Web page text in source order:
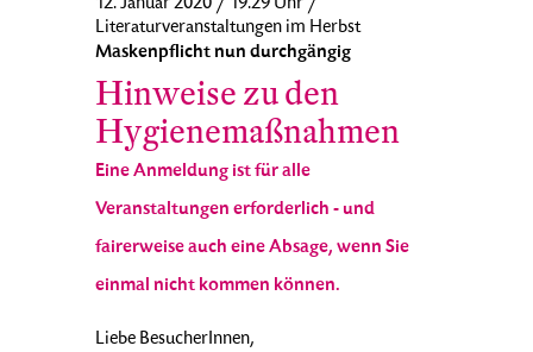
12. Januar 2020 / 19.29 Uhr /
Literaturveranstaltungen im Herbst
Maskenpflicht nun durchgängig
Hinweise zu den
Hygienemaßnahmen
Eine Anmeldung ist für alle
Veranstaltungen erforderlich - und
fairerweise auch eine Absage, wenn Sie
einmal nicht kommen können.
Liebe BesucherInnen,